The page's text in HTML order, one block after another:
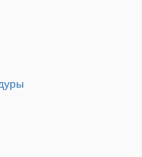
этаж и тип
в
и заранее не